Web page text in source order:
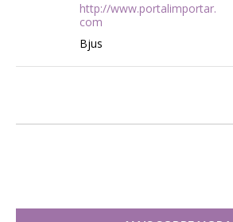
http://www.portalimportar.
com
Bjus